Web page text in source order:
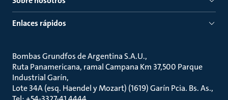
Enlaces rápidos
Bombas Grundfos de Argentina S.A.U.
Ruta Panamericana, ramal Campana Km 37,500 Parque
Industrial Garín
Lote 34A (esq. Haendel y Mozart) (1619) Garín Pcia. Bs. As.